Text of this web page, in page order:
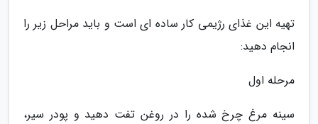
تهیه این غذای رژیمی کار ساده ای است و باید مراحل زیر را
انجام دهید:
مرحله اول
سینه مرغ چرخ شده را در روغن تفت دهید و پودر سیر،